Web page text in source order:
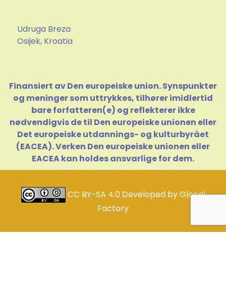
Udruga Breza
Osijek, Kroatia
Finansiert av Den europeiske union. Synspunkter
og meninger som uttrykkes, tilhører imidlertid
bare forfatteren(e) og reflekterer ikke
nødvendigvis de til Den europeiske unionen eller
Det europeiske utdannings- og kulturbyrået
(EACEA). Verken Den europeiske unionen eller
EACEA kan holdes ansvarlige for dem.
CC BY-SA 4.0 Developed byGlocal
Factory